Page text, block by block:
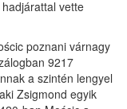
vette
poznani várnagy
9217
a szintén lengyel
Zsigmond egyik